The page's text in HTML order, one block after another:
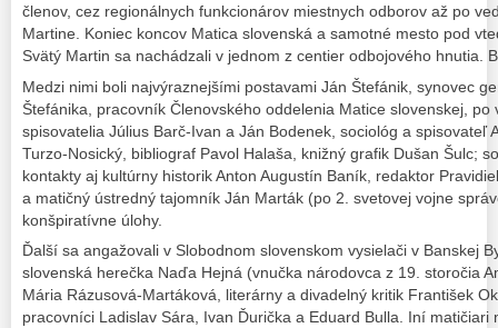
členov, cez regionálnych funkcionárov miestnych odborov až po
Martine. Koniec koncov Matica slovenská a samotné mesto pod
Svätý Martin sa nachádzali v jednom z centier odbojového hnutia.
Medzi nimi boli najvýraznejšími postavami Ján Štefánik, synovec
Štefánika, pracovník Členovského oddelenia Matice slovenskej,
spisovatelia Július Barč-Ivan a Ján Bodenek, sociológ a spisovateľ
Turzo-Nosický, bibliograf Pavol Halaša, knižný grafik Dušan Šulc;
kontakty aj kultúrny historik Anton Augustín Baník, redaktor
a matičný ústredný tajomník Ján Marták (po 2. svetovej vojne
konšpiratívne úlohy.
Ďalší sa angažovali v Slobodnom slovenskom vysielači v Banskej
slovenská herečka Naďa Hejná (vnučka národovca z 19. storočia
Mária Rázusová-Martáková, literárny a divadelný kritik František
pracovníci Ladislav Sára, Ivan Ďurička a Eduard Bulla. Iní matičiari